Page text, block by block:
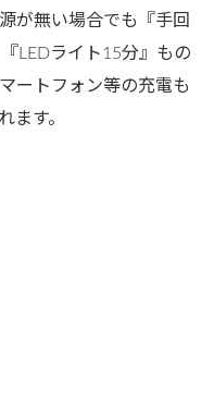
が無い場合でも『手回
LEDライト15分』もの
ートフォン等の充電も
ます。